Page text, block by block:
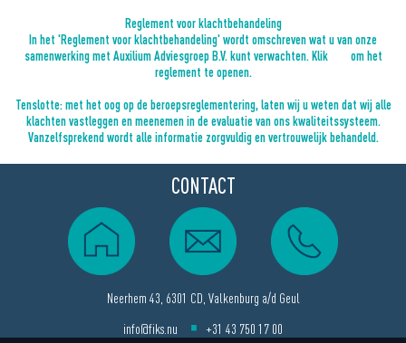
Reglement voor klachtbehandeling
In het 'Reglement voor klachtbehandeling' wordt omschreven wat u van onze
samenwerking met Auxilium Adviesgroep B.V. kunt verwachten. Klik
om het
reglement te openen.
Tenslotte: met het oog op de beroepsreglementering, laten wij u weten dat wij alle
klachten vastleggen en meenemen in de evaluatie van ons kwaliteitssysteem.
Vanzelfsprekend wordt alle informatie zorgvuldig en vertrouwelijk behandeld.
CONTACT
Neerhem 43, 6301 CD, Valkenburg a/d Geul
info@fiks.nu
+31 43 750 17 00